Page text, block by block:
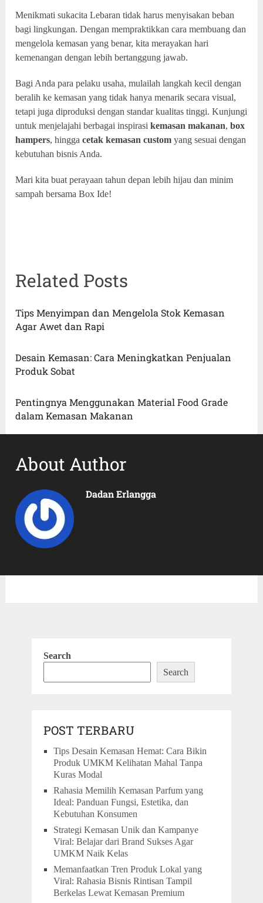
Menikmati sukacita Lebaran tidak harus menyisakan beban
bagi lingkungan. Dengan mempraktikkan cara membuang dan
mengelola kemasan yang benar, kita merayakan hari
kemenangan dengan lebih bertanggung jawab.
Bagi Anda para pelaku usaha, mulailah langkah kecil dengan
beralih ke kemasan yang tidak hanya menarik secara visual,
tetapi juga diproduksi dengan standar kualitas tinggi. Kunjungi
untuk menjelajahi berbagai inspirasikemasan makanan,box
hampers, hinggacetak kemasan custom yang sesuai dengan
kebutuhan bisnis Anda.
Mari kita buat perayaan tahun depan lebih hijau dan minim
sampah bersama Box Ide!
Related Posts
Tips Menyimpan dan Mengelola Stok Kemasan
Agar Awet dan Rapi
Desain Kemasan: Cara Meningkatkan Penjualan
Produk Sobat
Pentingnya Menggunakan Material Food Grade
dalam Kemasan Makanan
About Author
Dadan Erlangga
Search
Search
POST TERBARU
Tips Desain Kemasan Hemat: Cara Bikin
Produk UMKM Kelihatan Mahal Tanpa
Kuras Modal
Rahasia Memilih Kemasan Parfum yang
Ideal: Panduan Fungsi, Estetika, dan
Kebutuhan Konsumen
Strategi Kemasan Unik dan Kampanye
Viral: Belajar dari Brand Sukses Agar
UMKM Naik Kelas
Memanfaatkan Tren Produk Lokal yang
Viral: Rahasia Bisnis Rintisan Tampil
Berkelas Lewat Kemasan Premium